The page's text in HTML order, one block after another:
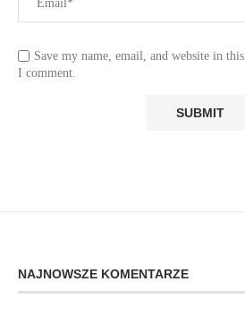
Save my name, email, and website in
I comment.
NAJNOWSZE KOMENTARZE